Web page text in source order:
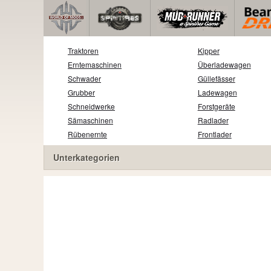
Traktoren
Erntemaschinen
Schwader
Grubber
Schneidwerke
Sämaschinen
Rübenernte
Kipper
Überladewagen
Güllefässer
Ladewagen
Forstgeräte
Radlader
Frontlader
Unterkategorien